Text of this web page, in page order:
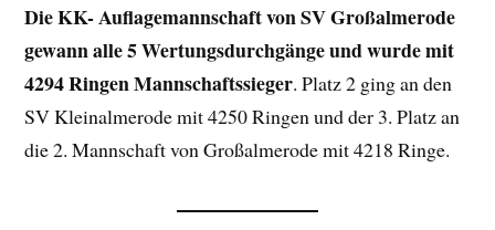
Die KK- Auflagemannschaft von SV Großalmerode
gewann alle 5 Wertungsdurchgänge und wurde mit
4294 Ringen Mannschaftssieger. Platz 2 ging an den
SV Kleinalmerode mit 4250 Ringen und der 3. Platz an
die 2. Mannschaft von Großalmerode mit 4218 Ringe.